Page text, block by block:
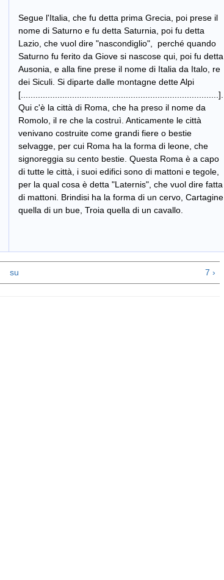
Segue l'Italia, che fu detta prima Grecia, poi prese il
nome di Saturno e fu detta Saturnia, poi fu detta
Lazio, che vuol dire "nascondiglio", perché quando
Saturno fu ferito da Giove si nascose qui, poi fu detta
Ausonia, e alla fine prese il nome di Italia da Italo, re
dei Siculi. Si diparte dalle montagne dette Alpi
[.................................................................................].
Qui c'è la città di Roma, che ha preso il nome da
Romolo, il re che la costruì. Anticamente le città
venivano costruite come grandi fiere o bestie
selvagge, per cui Roma ha la forma di leone, che
signoreggia su cento bestie. Questa Roma è a capo
di tutte le città, i suoi edifici sono di mattoni e tegole,
per la qual cosa è detta "Laternis", che vuol dire fatta
di mattoni. Brindisi ha la forma di un cervo, Cartagine
quella di un bue, Troia quella di un cavallo.
su 7 ›